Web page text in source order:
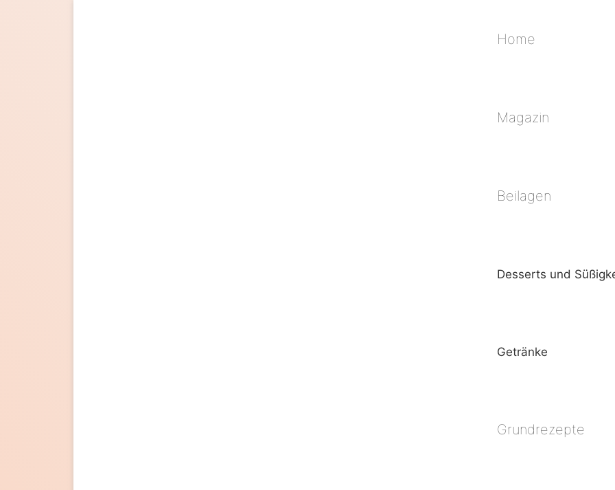
Home
Magazin
Beilagen
Desserts und
Getränke
Grundrezepte